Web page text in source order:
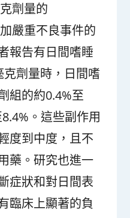
劑量的
嚴重不良事件的
報告有日間嗜睡
劑量時，日間嗜
組的約0.4%至
。這些副作用
度到中度，且不
藥。研究也進一
症狀和對日間表
臨床上顯著的負